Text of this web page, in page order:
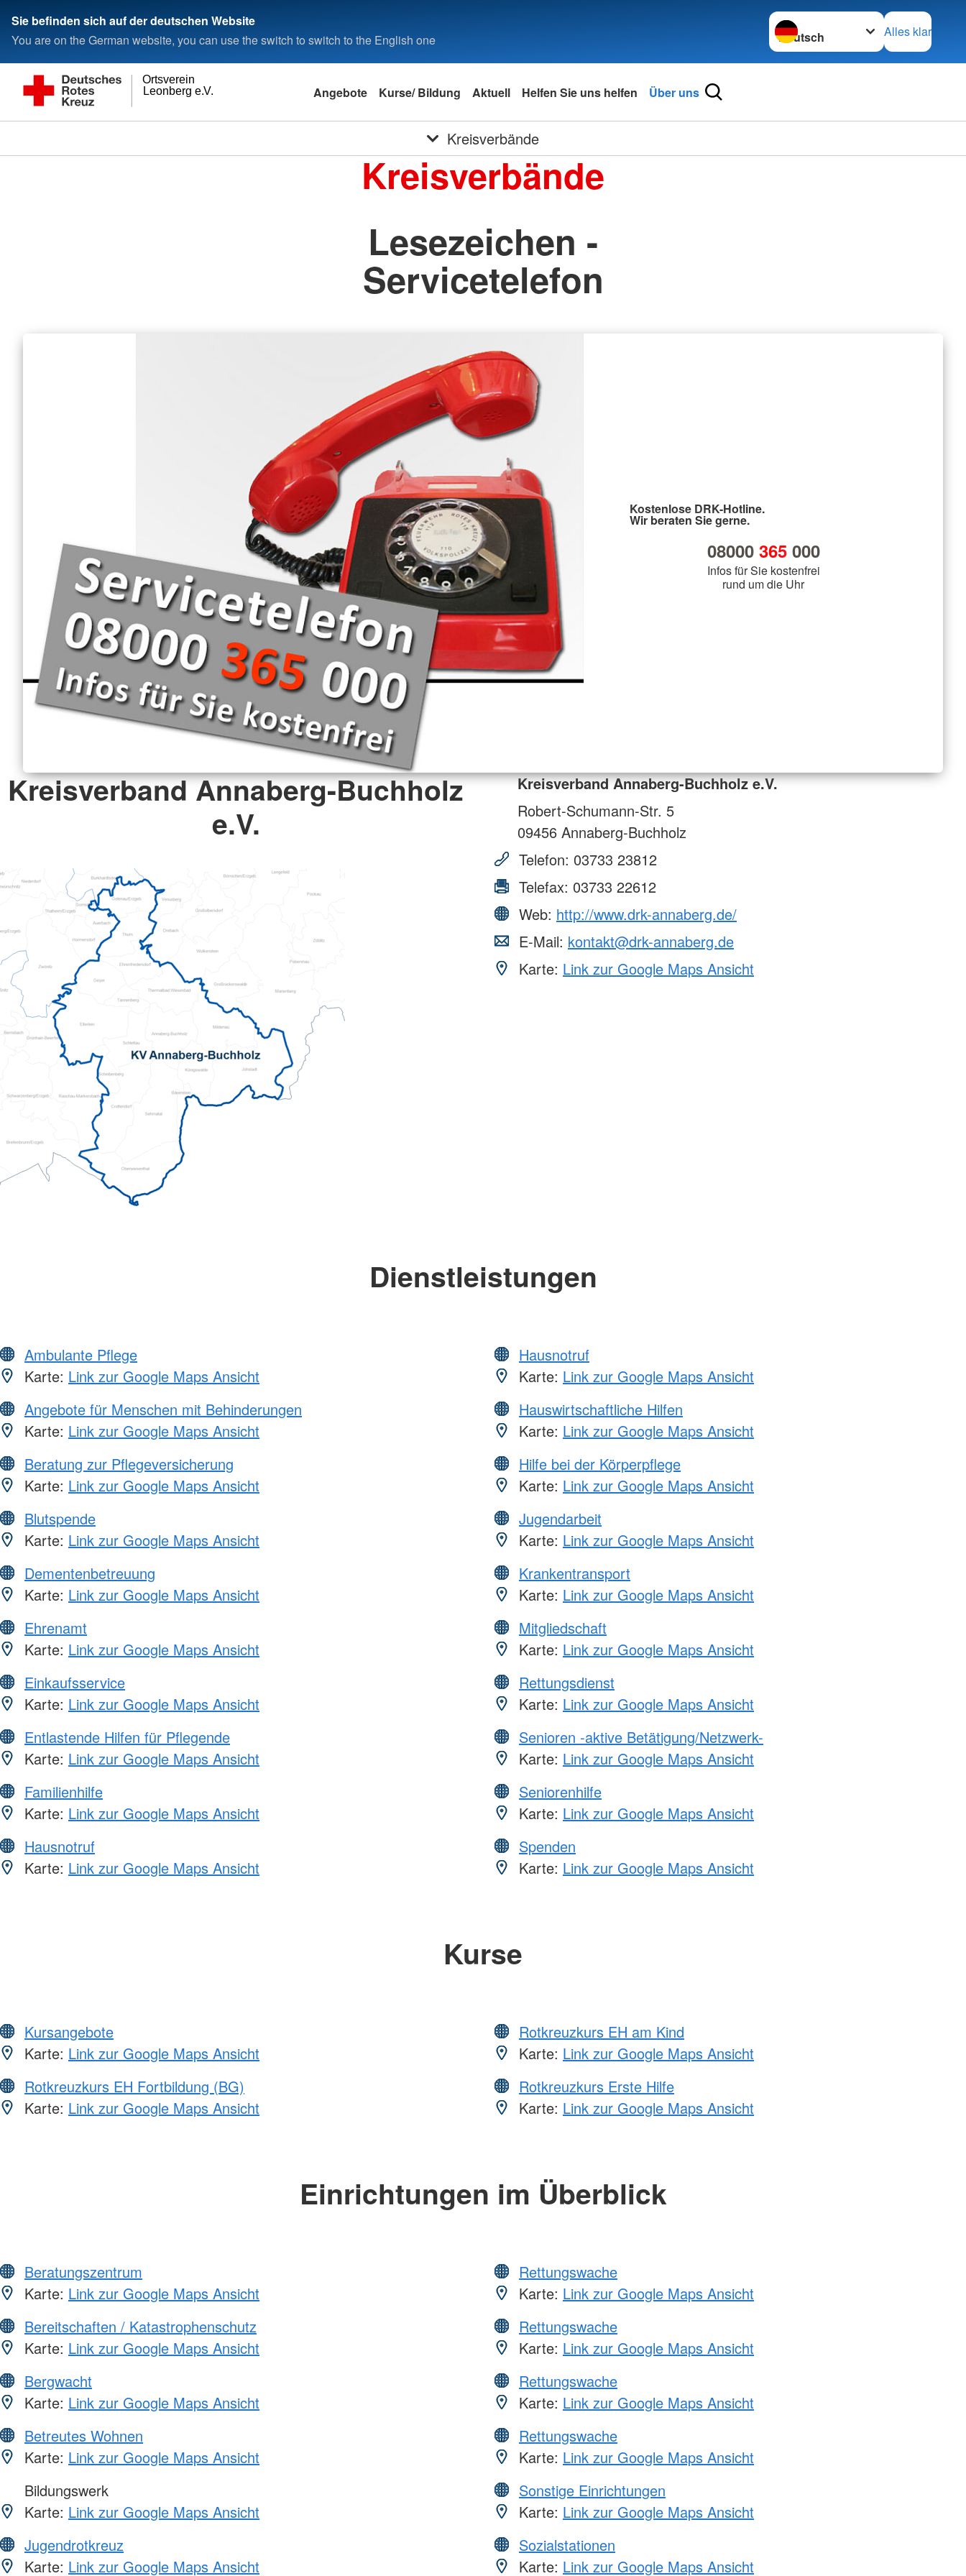
Sie befinden sich auf der deutschen Website
You are on the German website, you can use the switch to switch to the English one
Sprache wechseln zu
Alles klar
Leonberg e.V.
Ortsverein
Angebote Kurse/ Bildung Aktuell Helfen Sie uns helfen Über uns
Kreisverbände
Kreisverbände
Lesezeichen -
Servicetelefon
Kostenlose DRK-Hotline.
Wir beraten Sie gerne.
08000 365000
Infos für Sie kostenfrei
rund um die Uhr
Kreisverband Annaberg-Buchholz
e.V.
Kreisverband Annaberg-Buchholz e.V.
Robert-Schumann-Str. 5
09456 Annaberg-Buchholz
Telefon: 03733 23812
Telefax: 03733 22612
Web: http://www.drk-annaberg.de/
E-Mail: kontakt@drk-annaberg.de
Karte: Link zur Google Maps Ansicht
Dienstleistungen
Ambulante Pflege
Karte: Link zur Google Maps Ansicht
Angebote für Menschen mit Behinderungen
Karte: Link zur Google Maps Ansicht
Beratung zur Pflegeversicherung
Karte: Link zur Google Maps Ansicht
Blutspende
Karte: Link zur Google Maps Ansicht
Dementenbetreuung
Karte: Link zur Google Maps Ansicht
Ehrenamt
Karte: Link zur Google Maps Ansicht
Einkaufsservice
Karte: Link zur Google Maps Ansicht
Entlastende Hilfen für Pflegende
Karte: Link zur Google Maps Ansicht
Familienhilfe
Karte: Link zur Google Maps Ansicht
Hausnotruf
Karte: Link zur Google Maps Ansicht
Hausnotruf
Karte: Link zur Google Maps Ansicht
Hauswirtschaftliche Hilfen
Karte: Link zur Google Maps Ansicht
Hilfe bei der Körperpflege
Karte: Link zur Google Maps Ansicht
Jugendarbeit
Karte: Link zur Google Maps Ansicht
Krankentransport
Karte: Link zur Google Maps Ansicht
Mitgliedschaft
Karte: Link zur Google Maps Ansicht
Rettungsdienst
Karte: Link zur Google Maps Ansicht
Senioren -aktive Betätigung/Netzwerk-
Karte: Link zur Google Maps Ansicht
Seniorenhilfe
Karte: Link zur Google Maps Ansicht
Spenden
Karte: Link zur Google Maps Ansicht
Kurse
Kursangebote
Karte: Link zur Google Maps Ansicht
Rotkreuzkurs EH Fortbildung (BG)
Karte: Link zur Google Maps Ansicht
Rotkreuzkurs EH am Kind
Karte: Link zur Google Maps Ansicht
Rotkreuzkurs Erste Hilfe
Karte: Link zur Google Maps Ansicht
Einrichtungen im Überblick
Beratungszentrum
Karte: Link zur Google Maps Ansicht
Bereitschaften / Katastrophenschutz
Karte: Link zur Google Maps Ansicht
Bergwacht
Karte: Link zur Google Maps Ansicht
Betreutes Wohnen
Karte: Link zur Google Maps Ansicht
Bildungswerk
Karte: Link zur Google Maps Ansicht
Jugendrotkreuz
Karte: Link zur Google Maps Ansicht
Rettungswache
Karte: Link zur Google Maps Ansicht
Rettungswache
Karte: Link zur Google Maps Ansicht
Rettungswache
Karte: Link zur Google Maps Ansicht
Rettungswache
Karte: Link zur Google Maps Ansicht
Sonstige Einrichtungen
Karte: Link zur Google Maps Ansicht
Sozialstationen
Karte: Link zur Google Maps Ansicht